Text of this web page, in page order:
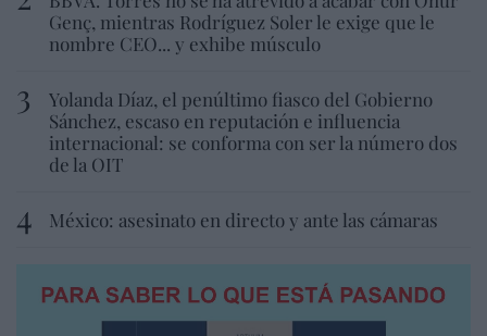
Genç, mientras Rodríguez Soler le exige que le
nombre CEO... y exhibe músculo
Yolanda Díaz, el penúltimo fiasco del Gobierno
Sánchez, escaso en reputación e influencia
internacional: se conforma con ser la número dos
de la OIT
México: asesinato en directo y ante las cámaras